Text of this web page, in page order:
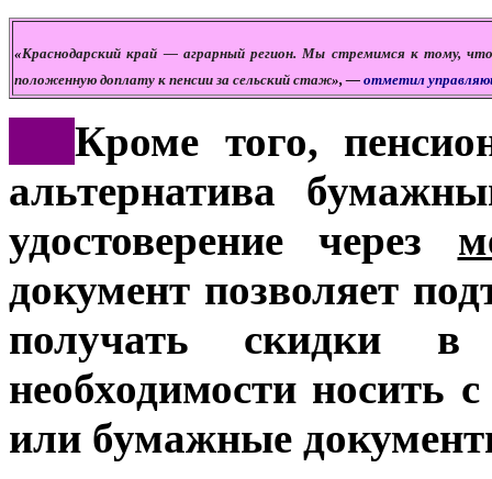
«Краснодарский край — аграрный регион. Мы стремимся к тому,
положенную доплату к пенсии за сельский стаж», — отметил
Кроме того,
альтернатива
удостоверение через
документ позволяет
получать скидки
необходимости носить
или бумажные